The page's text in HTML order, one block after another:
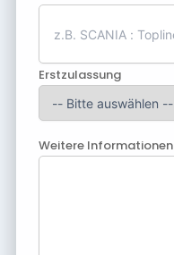
Erstzulassung
Weitere Informationen